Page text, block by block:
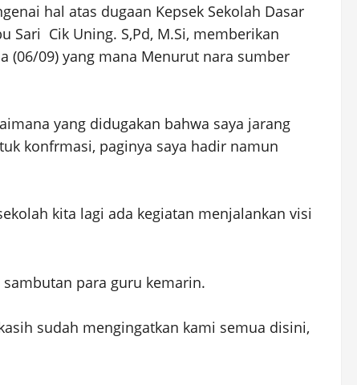
hal atas dugaan Kepsek Sekolah Dasar
Sari Cik Uning. S,Pd, M.Si, memberikan
(06/09) yang mana Menurut nara sumber
yang didugakan bahwa saya jarang
konfrmasi, paginya saya hadir namun
kita lagi ada kegiatan menjalankan visi
para guru kemarin.
sudah mengingatkan kami semua disini,